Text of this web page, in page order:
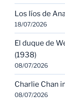
Los líos de
18/07/2026
El duque de
(1938)
08/07/2026
Charlie Chan
08/07/2026